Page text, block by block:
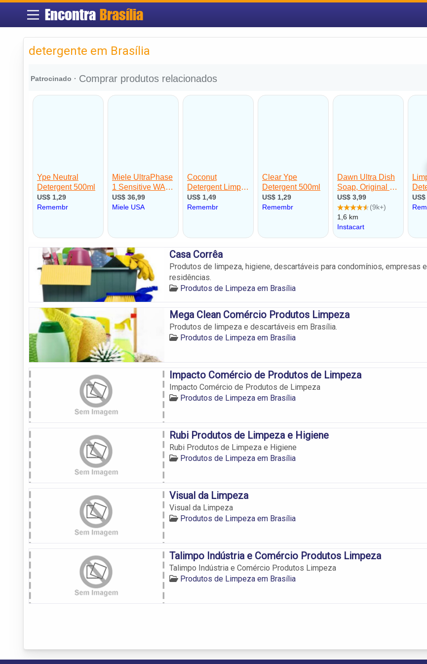
Encontra Brasília
detergente em Brasília
Casa Corrêa
Produtos de limpeza, higiene, descartáveis para condomínios, empresas e
residências.
Produtos de Limpeza em Brasília
Mega Clean Comércio Produtos Limpeza
Produtos de limpeza e descartáveis em Brasília.
Produtos de Limpeza em Brasília
Impacto Comércio de Produtos de Limpeza
Impacto Comércio de Produtos de Limpeza
Produtos de Limpeza em Brasília
Rubi Produtos de Limpeza e Higiene
Rubi Produtos de Limpeza e Higiene
Produtos de Limpeza em Brasília
Visual da Limpeza
Visual da Limpeza
Produtos de Limpeza em Brasília
Talimpo Indústria e Comércio Produtos Limpeza
Talimpo Indústria e Comércio Produtos Limpeza
Produtos de Limpeza em Brasília